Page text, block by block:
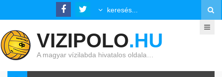
VIZIPOLO.HU
A magyar vízilabda hivatalos oldala…